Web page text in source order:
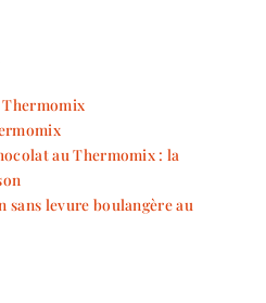
Thermomix
au Thermomix : la
sans levure boulangère au